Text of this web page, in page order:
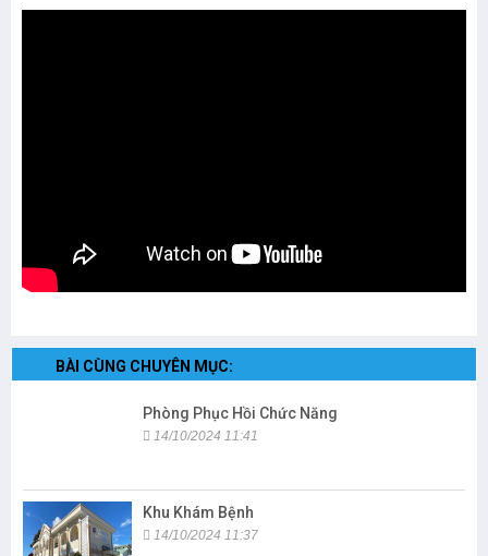
BÀI CÙNG CHUYÊN MỤC:
Phòng Phục Hồi Chức Năng
14/10/2024 11:41
Khu Khám Bệnh
14/10/2024 11:37